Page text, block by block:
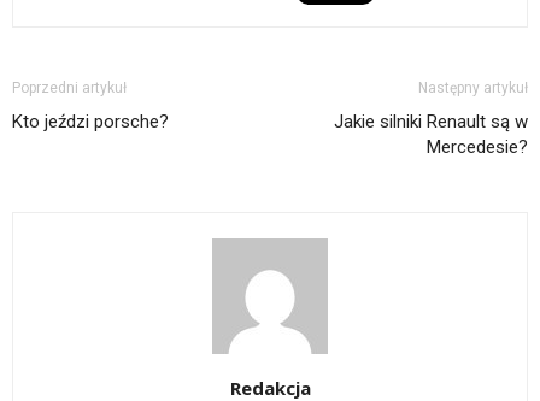
Poprzedni artykuł
Kto jeździ porsche?
Następny artykuł
Jakie silniki Renault są w
Mercedesie?
Redakcja